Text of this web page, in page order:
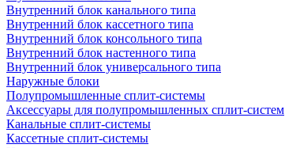
Внутренний блок канального типа
Внутренний блок кассетного типа
Внутренний блок консольного типа
Внутренний блок настенного типа
Внутренний блок универсального типа
Наружные блоки
Полупромышленные сплит-системы
Аксессуары для полупромышленных сплит-систем
Канальные сплит-системы
Кассетные сплит-системы